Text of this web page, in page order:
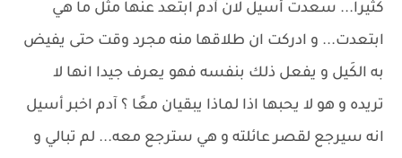
كثيرا... سعدت أسيل لان آدم ابتعد عنها مثل ما هي
ابتعدت... و ادركت ان طلاقها منه مجرد وقت حتى يفيض
به الكَيل و يفعل ذلك بنفسه فهو يعرف جيدا انها لا
تريده و هو لا يحبها اذا لماذا يبقيان معًا ؟ آدم اخبر أسيل
انه سيرجع لقصر عائلته و هي سترجع معه... لم تبالي و